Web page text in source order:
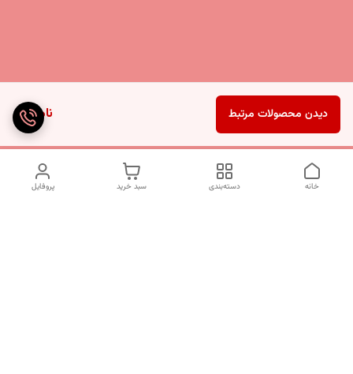
ناموجود دیدن محصولات مرتبط
پروفایل سبد خرید دسته‌بندی خانه